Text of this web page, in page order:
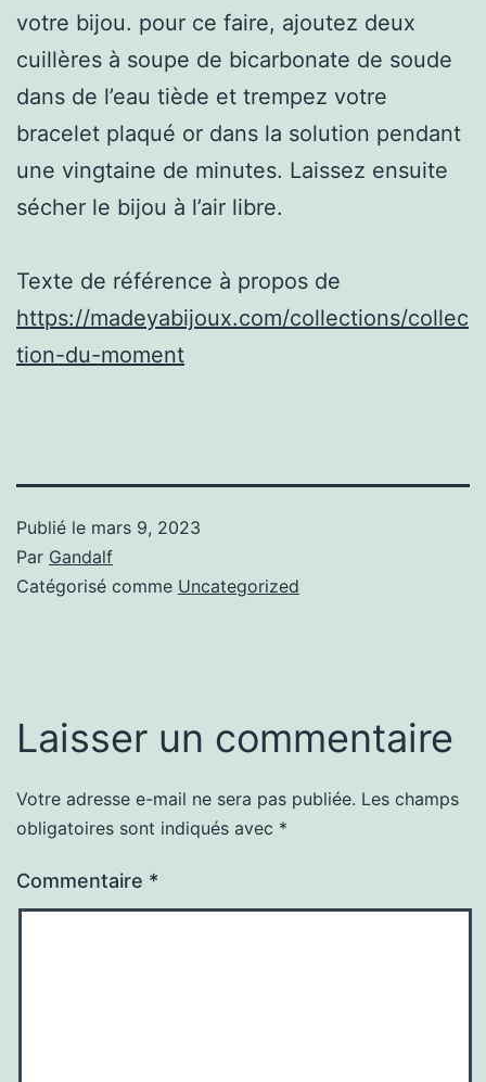
votre bijou. pour ce faire, ajoutez deux
cuillères à soupe de bicarbonate de soude
dans de l’eau tiède et trempez votre
bracelet plaqué or dans la solution pendant
une vingtaine de minutes. Laissez ensuite
sécher le bijou à l’air libre.
Texte de référence à propos de
https://madeyabijoux.com/collections/collec
tion-du-moment
Publié le mars 9, 2023
Par Gandalf
Catégorisé comme Uncategorized
Laisser un commentaire
Votre adresse e-mail ne sera pas publiée. Les champs
obligatoires sont indiqués avec *
Commentaire *